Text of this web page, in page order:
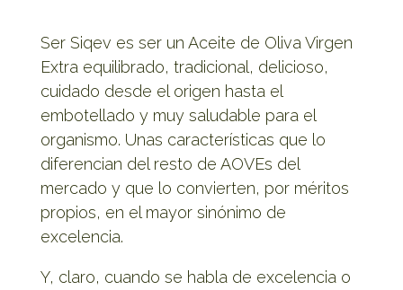
Ser Siqev es ser un Aceite de Oliva Virgen
Extra equilibrado, tradicional, delicioso,
cuidado desde el origen hasta el
embotellado y muy saludable para el
organismo. Unas características que lo
diferencian del resto de AOVEs del
mercado y que lo convierten, por méritos
propios, en el mayor sinónimo de
excelencia.
Y, claro, cuando se habla de excelencia o